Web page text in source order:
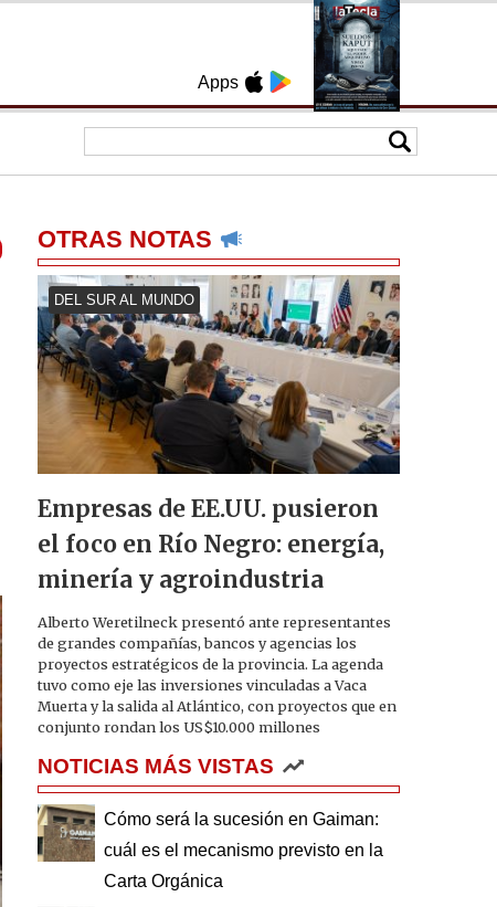
Apps
OTRAS NOTAS
DEL SUR AL MUNDO
Empresas de EE.UU. pusieron
el foco en Río Negro: energía,
minería y agroindustria
Alberto Weretilneck presentó ante representantes
de grandes compañías, bancos y agencias los
proyectos estratégicos de la provincia. La agenda
tuvo como eje las inversiones vinculadas a Vaca
Muerta y la salida al Atlántico, con proyectos que en
conjunto rondan los US$10.000 millones
NOTICIAS MÁS VISTAS
Cómo será la sucesión en Gaiman:
cuál es el mecanismo previsto en la
Carta Orgánica